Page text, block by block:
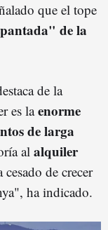
que el tope
de la
de la
es laenorme
de larga
al alquiler
de crecer
ha indicado.